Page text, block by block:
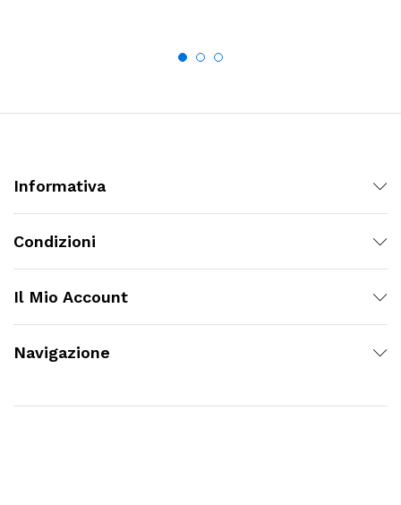
Informativa
Condizioni
Il Mio Account
Navigazione